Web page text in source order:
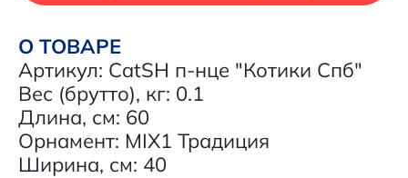
О ТОВАРЕ
Артикул: CatSH п-нце "Котики Спб"
Вес (брутто), кг: 0.1
Длина, см: 60
Орнамент: MIX1 Традиция
Ширина, см: 40